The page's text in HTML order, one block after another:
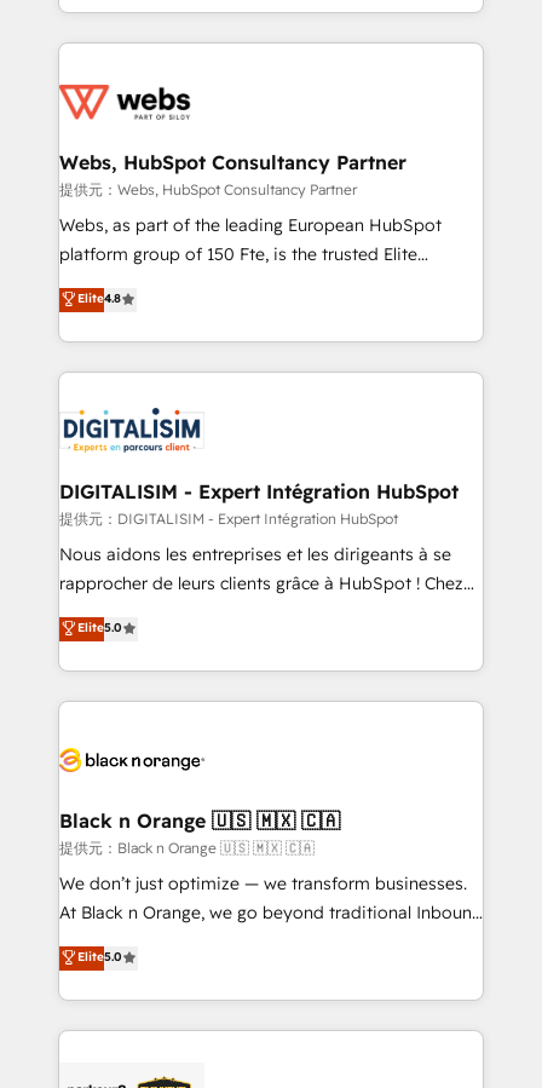
solve all your HubSpot challenges and improve user
adoption, sales process and marketing results.
the first time 🔧 Designing and optimising your
and build using HubSpot 🔌 Integrating HubSpot
with other systems 🎓 Training your teams to be
HubSpot pros 📊 Lead generation services using
HubSpot Why us? - SIX HubSpot Accreditations -
CRM, Solutions Architecture, Onboarding , Data
Migration, Custom Integration & Platform
team of 25+ experts Contact us today to help you
get more from your investment in HubSpot.
Webs, HubSpot Consultancy Partner
提供元：Webs, HubSpot Consultancy Partner
Webs, as part of the leading European HubSpot
platform group of 150 Fte, is the trusted Elite
HubSpot CRM Partner offering you a roadmap on
maximizing EBITDA and achieving Commercial
Excellence. With our targeted processes, we
strengthen your digital transformation and minimize
Implementation partner, we provide expertise to
drive your business forward. Since 2015 we are fully
dedicated to HubSpot and with an experienced
team (50+), we work with reputable companies in
B2B sectors such as manufacturing, SaaS and
business services. We prepare a customized
impact of your digital transformation, including a
detailed financial rationale with a focus on ROI and
embark on a transformational journey that sets your
business up for long-term success. Unlock your
business. If not now, when?
Elite4.8
DIGITALISIM - Expert Intégration HubSpot
提供元：DIGITALISIM - Expert Intégration HubSpot
Nous aidons les entreprises et les dirigeants à se
rapprocher de leurs clients grâce à HubSpot ! Chez
DIGITALISIM, nous avons l'intime conviction que la
réussite des entreprises passe par l’innovation web,
le marketing digital, et la relation client ! C'est
pourquoi, nos experts sont à la fois capables de
référencement, votre stratégie digitale et le pilotage
projet HubSpot avec DIGITALISIM : 🧽 Nettoyage,
migration et intégration des bases de données. 🚀
Développement des interfaces avec vos logiciels
métiers ⚙️ Configuration de la plateforme HubSpot
Book Process & Guidelines utilisateurs 🎓
Formations des utilisateurs
Elite5.0
Black n Orange 🇺🇸 🇲🇽 🇨🇦
提供元：Black n Orange 🇺🇸 🇲🇽 🇨🇦
We don’t just optimize — we transform businesses.
At Black n Orange, we go beyond traditional Inbound
Marketing with our exclusive methodologies:
BOOMS and BOOST. Together, they form a powerful
combination that has driven success for over 800
businesses worldwide. As Elite HubSpot Partners, we
Elite5.0